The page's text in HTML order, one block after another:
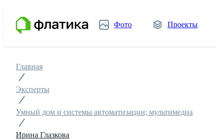
Фото Проекты
Главная
Эксперты
Умный дом и системы автоматизации; мультимедиа
Ирина Глазкова